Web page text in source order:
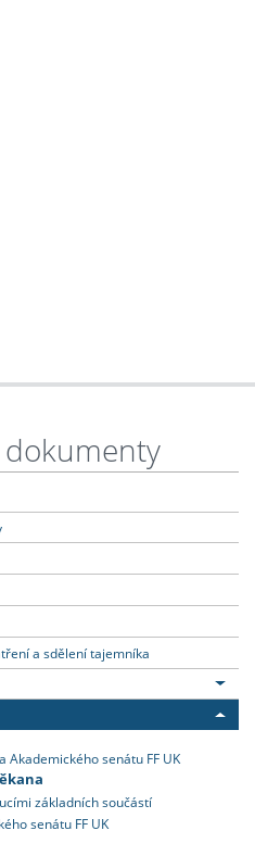
dokumenty
a sdělení tajemníka
Akademického senátu FF UK
základních součástí
senátu FF UK